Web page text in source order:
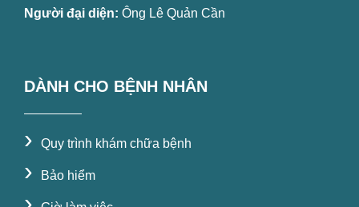
Người đại diện: Ông Lê Quản Cần
DÀNH CHO BỆNH NHÂN
› Quy trình khám chữa bệnh
› Bảo hiểm